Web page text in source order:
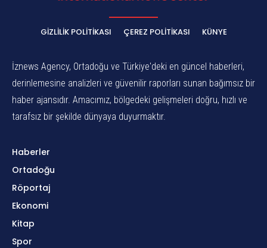
GIZLILIK POLITIKASI ÇEREZ POLITIKASI KÜNYE
İznews Agency, Ortadoğu ve Türkiye'deki en güncel haberleri,
derinlemesine analizleri ve güvenilir raporları sunan bağımsız bir
haber ajansıdır. Amacımız, bölgedeki gelişmeleri doğru, hızlı ve
tarafsız bir şekilde dünyaya duyurmaktır.
Haberler
Ortadoğu
Röportaj
Ekonomi
Kitap
Spor